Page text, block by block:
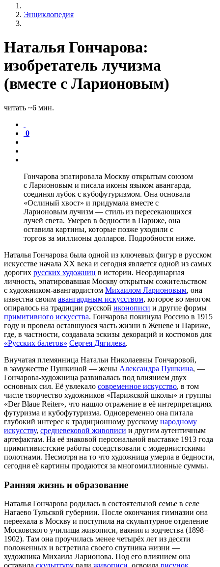
Энциклопедия
Наталья Гончарова:
изобретатель лучизма
(вместе с Ларионовым)
читать ~6 мин.
0
Гончарова эпатировала Москву открытым союзом
с Ларионовым и писала иконы языком авангарда,
соединяя лубок с кубофутуризмом. Она основала
«Ослиный хвост» и придумала вместе с
Ларионовым лучизм — стиль из пересекающихся
лучей света. Умерев в бедности в Париже, она
оставила картины, которые позже уходили с
торгов за миллионы долларов. Подробности ниже.
Наталья Гончарова была одной из ключевых фигур в русском
искусстве начала XX века и сегодня является одной из самых
дорогих русских художниц в истории. Неординарная
личность, эпатировавшая Москву открытым сожительством
с художником-авангардистом Михаилом Ларионовым, она
известна своим авангардным искусством, которое во многом
опиралось на традиции русской иконописи и другие формы
примитивного искусства. Гончарова покинула Россию в 1915
году и провела оставшуюся часть жизни в Женеве и Париже,
где, в частности, создавала эскизы декораций и костюмов для
«Русских балетов» Сергея Дягилева.
Внучатая племянница Натальи Николаевны Гончаровой,
в замужестве Пушкиной — жены Александра Пушкина, —
Гончарова-художница развивалась под влиянием двух
основных сил. Её увлекало современное искусство, в том
числе творчество художников «Парижской школы» и группы
«Der Blaue Reiter», что нашло отражение в её интерпретациях
футуризма и кубофутуризма. Одновременно она питала
глубокий интерес к традиционному русскому народному
искусству, средневековой живописи и другим аутентичным
артефактам. На её знаковой персональной выставке 1913 года
примитивистские работы соседствовали с модернистскими
полотнами. Несмотря на то что художница умерла в бедности,
сегодня её картины продаются за многомиллионные суммы.
Ранняя жизнь и образование
Наталья Гончарова родилась в состоятельной семье в селе
Нагаево Тульской губернии. После окончания гимназии она
переехала в Москву и поступила на скульптурное отделение
Московского училища живописи, ваяния и зодчества (1898–
1902). Там она проучилась менее четырёх лет из десяти
положенных и встретила своего спутника жизни —
художника Михаила Ларионова. Под его влиянием она